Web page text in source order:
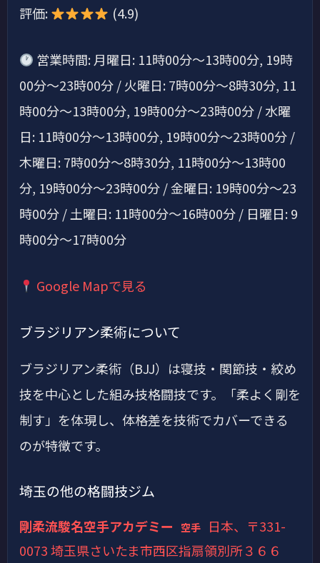
評価: (4.9)
営業時間: 月曜日: 11時00分～13時00分, 19時
00分～23時00分 / 火曜日: 7時00分～8時30分, 11
時00分～13時00分, 19時00分～23時00分 / 水曜
日: 11時00分～13時00分, 19時00分～23時00分 /
木曜日: 7時00分～8時30分, 11時00分～13時00
分, 19時00分～23時00分 / 金曜日: 19時00分～23
時00分 / 土曜日: 11時00分～16時00分 / 日曜日: 9
時00分～17時00分
Google Mapで見る
ブラジリアン柔術について
ブラジリアン柔術（BJJ）は寝技・関節技・絞め
技を中心とした組み技格闘技です。「柔よく剛を
制す」を体現し、体格差を技術でカバーできる
のが特徴です。
埼玉の他の格闘技ジム
剛柔流駿名空手アカデミー 空手
日本、〒331-
0073 埼玉県さいたま市西区指扇領別所３６６